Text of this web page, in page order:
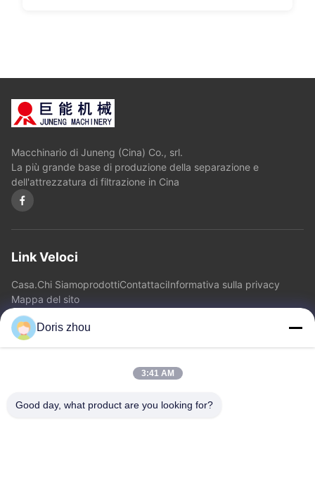
Macchinario di Juneng (Cina) Co., srl.
La più grande base di produzione della separazione e
dell'attrezzatura di filtrazione in Cina
Link Veloci
Casa.Chi SiamoprodottiContattaciInformativa sulla privacy
Mappa del sito
Contattaci
Indirizzo: Strada di Chaoyang, città di Zhotie, città Jiangsu
Doris zhou
3:41 AM
Good day, what product are you looking for?